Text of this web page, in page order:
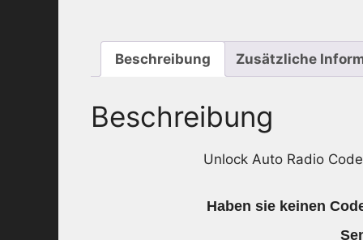
Beschreibung Zusätzliche
Beschreibung
Unlock Auto Radio
Haben sie keinen